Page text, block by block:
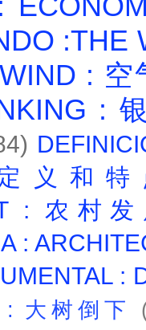
:THE
: 空
:
定义和
: 农村
:
:
: 大树倒下